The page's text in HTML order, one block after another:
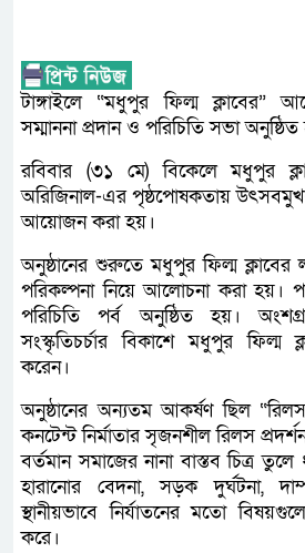
টাঙ্গাইলে “মধুপুর ফিল্ম ক্লাবের”
সম্মাননা প্রদান ও পরিচিতি সভা অনুষ্ঠিত
রবিবার (৩১ মে) বিকেলে মধুপুর
অরিজিনাল-এর পৃষ্ঠপোষকতায়
আয়োজন করা হয়।
অনুষ্ঠানের শুরুতে মধুপুর ফিল্ম ক্লাবের
পরিকল্পনা নিয়ে আলোচনা করা হয়।
পরিচিতি পর্ব অনুষ্ঠিত হয়।
সংস্কৃতিচর্চার বিকাশে মধুপুর ফিল্ম
করেন।
অনুষ্ঠানের অন্যতম আকর্ষণ ছিল
কনটেন্ট নির্মাতার সৃজনশীল রিলস
বর্তমান সমাজের নানা বাস্তব চিত্র
হারানোর বেদনা, সড়ক দুর্ঘটনা,
স্থানীয়ভাবে নির্যাতনের মতো
করে।